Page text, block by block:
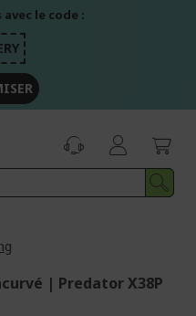
le code :
| Predator X38P